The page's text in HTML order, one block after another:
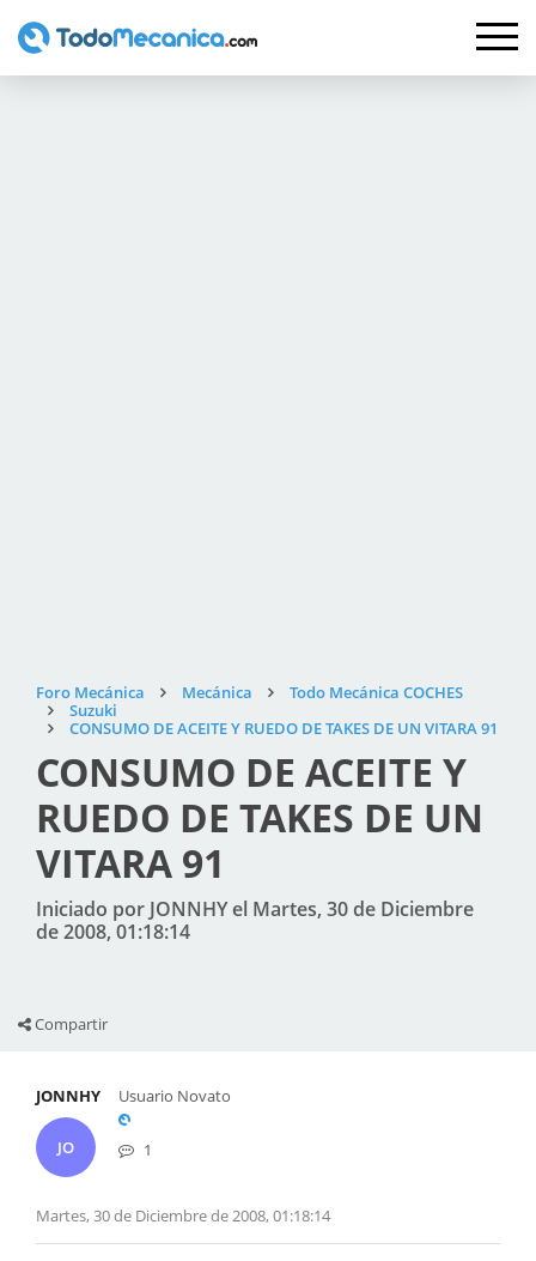
Foro Mecánica Mecánica
Todo Mecánica COCHES
Suzuki
CONSUMO DE ACEITE Y RUEDO DE TAKES DE UN VITARA 91
CONSUMO DE ACEITE Y
RUEDO DE TAKES DE UN
VITARA 91
Iniciado por JONNHY el Martes, 30 de Diciembre
de 2008, 01:18:14
Compartir
JONNHY
JO
Usuario Novato
1
Martes, 30 de Diciembre de 2008, 01:18:14